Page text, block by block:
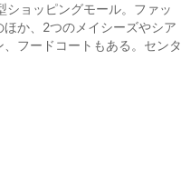
ョッピングモール。ファッ
か、2つのメイシーズやシア
フードコートもある。センタ